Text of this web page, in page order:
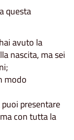
questa
avuto la
nascita, ma sei
modo
presentare
con tutta la